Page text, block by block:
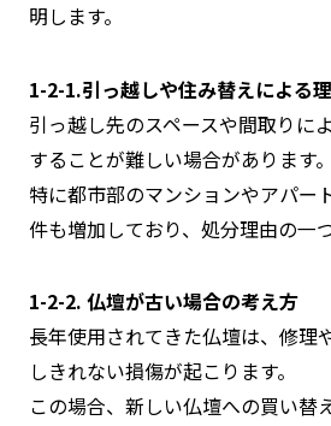
明します。
1-2-1.引っ越しや住み替えによる
引っ越し先のスペースや間取りに
することが難しい場合があります。
特に都市部のマンションやアパー
件も増加しており、処分理由の一
1-2-2. 仏壇が古い場合の考え方
長年使用されてきた仏壇は、修理
しきれない損傷が起こります。
この場合、新しい仏壇への買い替